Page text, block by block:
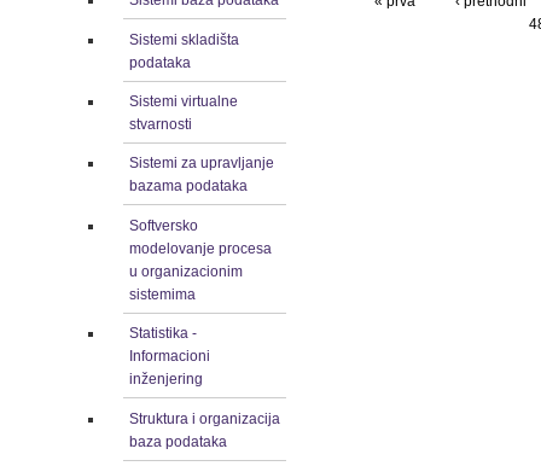
Sistemi skladišta
podataka
Sistemi virtualne
stvarnosti
Sistemi za upravljanje
bazama podataka
Softversko
modelovanje procesa
u organizacionim
sistemima
Statistika -
Informacioni
inženjering
Struktura i organizacija
baza podataka